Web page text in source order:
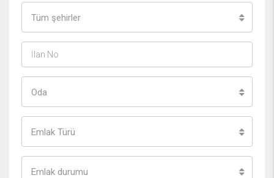
Tüm şehirler
Oda
Emlak Türü
Emlak durumu